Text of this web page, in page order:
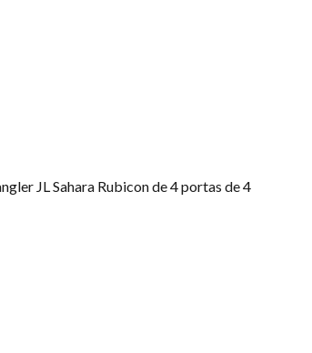
JL Sahara Rubicon de 4 portas de 4